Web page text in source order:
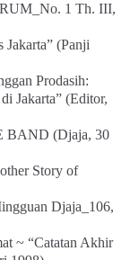
1 Th. III,
(Panji
Prodasih:
Jakarta” (Editor,
BAND (Djaja, 30
Story of
Djaja_106,
~ “Catatan Akhir